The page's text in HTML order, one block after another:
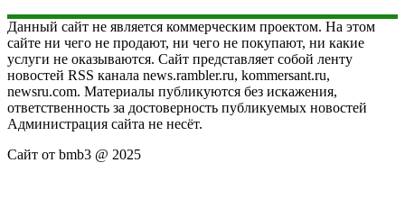
Данный сайт не является коммерческим проектом. На этом
сайте ни чего не продают, ни чего не покупают, ни какие
услуги не оказываются. Сайт представляет собой ленту
новостей RSS канала news.rambler.ru, kommersant.ru,
newsru.com. Материалы публикуются без искажения,
ответственность за достоверность публикуемых новостей
Администрация сайта не несёт.
Сайт от bmb3 @ 2025